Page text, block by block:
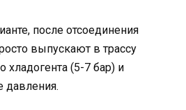
после отсоединения
выпускают в трассу
хладогента (5-7 бар) и
давления.